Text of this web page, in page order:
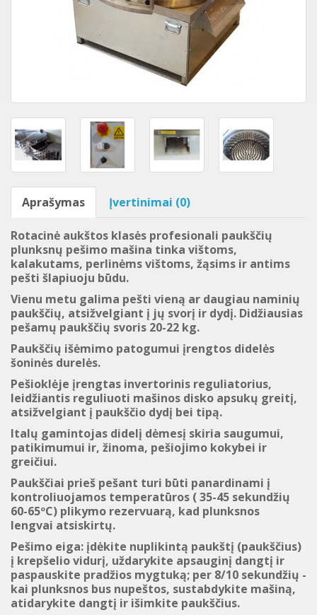
Aprašymas Įvertinimai (0)
Rotacinė aukštos klasės profesionali paukščių
plunksnų pešimo mašina tinka vištoms,
kalakutams, perlinėms vištoms, žąsims ir antims
pešti šlapiuoju būdu.
Vienu metu galima pešti vieną ar daugiau naminių
paukščių, atsižvelgiant į jų svorį ir dydį. Didžiausias
pešamų paukščių svoris 20-22 kg.
Paukščių išėmimo patogumui įrengtos didelės
šoninės durelės.
Pešioklėje įrengtas invertorinis reguliatorius,
leidžiantis reguliuoti mašinos disko apsukų greitį,
atsižvelgiant į paukščio dydį bei tipą.
Italų gamintojas didelį dėmesį skiria saugumui,
patikimumui ir, žinoma, pešiojimo kokybei ir
greičiui.
Paukščiai prieš pešant turi būti panardinami į
kontroliuojamos temperatūros (35-45 sekundžių
60-65ºC) plikymo rezervuarą, kad plunksnos
lengvai atsiskirtų.
Pešimo eiga: įdėkite nuplikintą paukštį (paukščius)
į krepšelio vidurį, uždarykite apsauginį dangtį ir
paspauskite pradžios mygtuką; per 8/10 sekundžių -
kai plunksnos bus nupeštos, sustabdykite mašiną,
atidarykite dangtį ir išimkite paukščius.